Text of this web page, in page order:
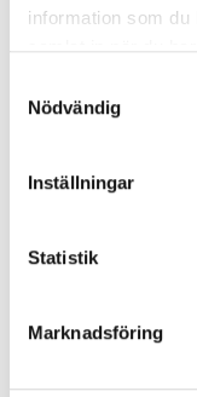
information som du
Nödvändig
Inställningar
Statistik
Marknadsföring
hål, 10 st.